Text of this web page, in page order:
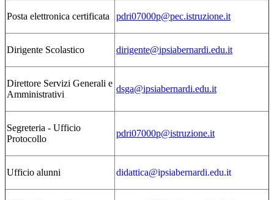
Posta elettronica certificata pdri07000p@pec.istruzione.it
Dirigente Scolastico dirigente@ipsiabernardi.edu.it
Direttore Servizi Generali e
Amministrativi
dsga@ipsiabernardi.edu.it
Segreteria - Ufficio
Protocollo
pdri07000p@istruzione.it
Ufficio alunni didattica@ipsiabernardi.edu.it